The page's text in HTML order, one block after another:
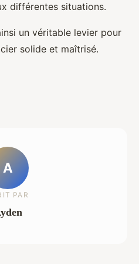
différentes situations.
un véritable levier pour
solide et maîtrisé.
A
PAR